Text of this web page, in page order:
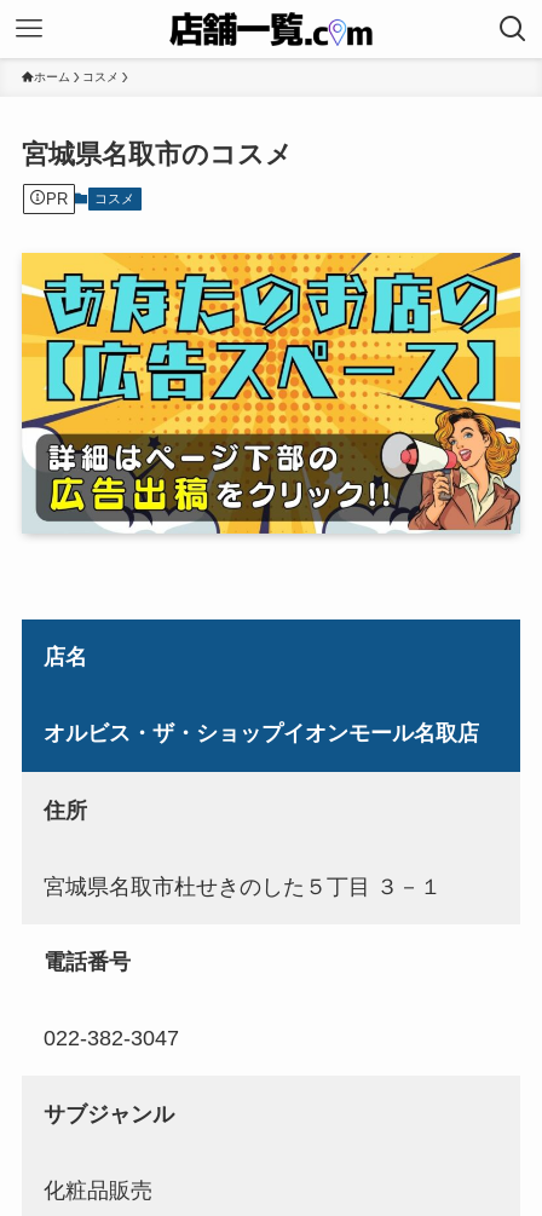
ホーム コスメ
宮城県名取市のコスメ
PR コスメ
店名
オルビス・ザ・ショップイオンモール名取店
住所
宮城県名取市杜せきのした５丁目 ３－１
電話番号
022-382-3047
サブジャンル
化粧品販売